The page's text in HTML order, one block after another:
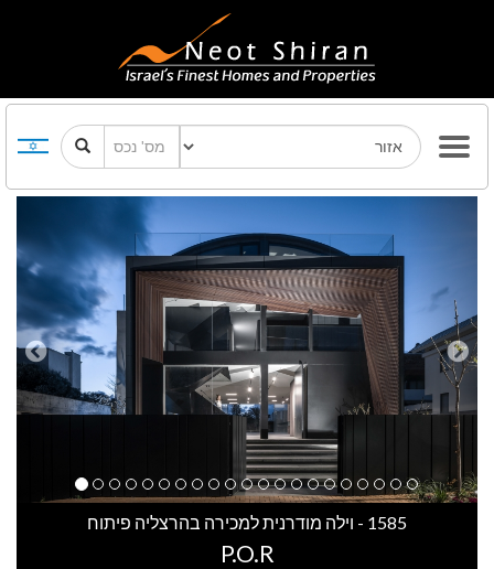
Previous Next
1585 - וילה מודרנית למכירה בהרצליה פיתוח
P.O.R